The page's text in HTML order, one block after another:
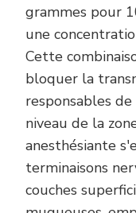
grammes pour
une
Cette
bloquer la
responsables
niveau de la
anesthésiante
terminaisons
couches